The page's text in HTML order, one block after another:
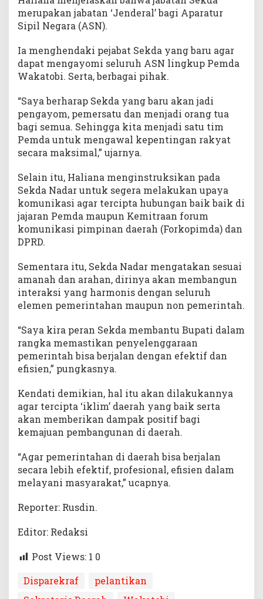
merupakan jabatan ‘Jenderal’ bagi Aparatur
Sipil Negara (ASN).
Ia menghendaki pejabat Sekda yang baru agar
dapat mengayomi seluruh ASN lingkup Pemda
Wakatobi. Serta, berbagai pihak.
“Saya berharap Sekda yang baru akan jadi
pengayom, pemersatu dan menjadi orang tua
bagi semua. Sehingga kita menjadi satu tim
Pemda untuk mengawal kepentingan rakyat
secara maksimal,” ujarnya.
Selain itu, Haliana menginstruksikan pada
Sekda Nadar untuk segera melakukan upaya
komunikasi agar tercipta hubungan baik baik di
jajaran Pemda maupun Kemitraan forum
komunikasi pimpinan daerah (Forkopimda) dan
DPRD.
Sementara itu, Sekda Nadar mengatakan sesuai
amanah dan arahan, dirinya akan membangun
interaksi yang harmonis dengan seluruh
elemen pemerintahan maupun non pemerintah.
“Saya kira peran Sekda membantu Bupati dalam
rangka memastikan penyelenggaraan
pemerintah bisa berjalan dengan efektif dan
efisien,” pungkasnya.
Kendati demikian, hal itu akan dilakukannya
agar tercipta ‘iklim’ daerah yang baik serta
akan memberikan dampak positif bagi
kemajuan pembangunan di daerah.
“Agar pemerintahan di daerah bisa berjalan
secara lebih efektif, profesional, efisien dalam
melayani masyarakat,” ucapnya.
Reporter: Rusdin.
Editor: Redaksi
Post Views: 1 0
Disparekraf
pelantikan